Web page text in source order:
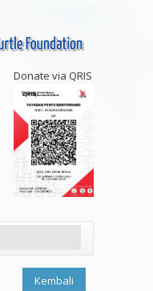
Donate via QRIS
Kembali